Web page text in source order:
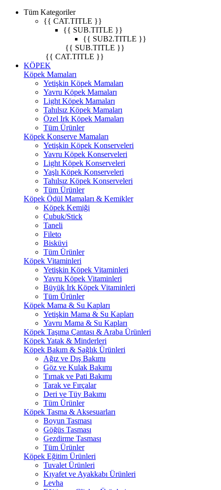
Tüm Kategoriler
{{ CAT.TITLE }}
{{ SUB.TITLE }}
{{ SUB2.TITLE }}
{{ SUB.TITLE }}
{{ CAT.TITLE }}
KÖPEK
Köpek Mamaları
Yetişkin Köpek Mamaları
Yavru Köpek Mamaları
Light Köpek Mamaları
Tahılsız Köpek Mamaları
Özel Irk Köpek Mamaları
Tüm Ürünler
Köpek Konserve Mamaları
Yetişkin Köpek Konserveleri
Yavru Köpek Konserveleri
Light Köpek Konserveleri
Yaşlı Köpek Konserveleri
Tahılsız Köpek Konserveleri
Tüm Ürünler
Köpek Ödül Mamaları & Kemikler
Köpek Kemiği
Çubuk/Stick
Taneli
Fileto
Bisküvi
Tüm Ürünler
Köpek Vitaminleri
Yetişkin Köpek Vitaminleri
Yavru Köpek Vitaminleri
Büyük Irk Köpek Vitaminleri
Tüm Ürünler
Köpek Mama & Su Kapları
Yetişkin Mama & Su Kapları
Yavru Mama & Su Kapları
Köpek Taşıma Çantası & Araba Ürünleri
Köpek Yatak & Minderleri
Köpek Bakım & Sağlık Ürünleri
Ağız ve Dış Bakımı
Göz ve Kulak Bakımı
Tırnak ve Pati Bakımı
Tarak ve Fırçalar
Deri ve Tüy Bakımı
Tüm Ürünler
Köpek Tasma & Aksesuarları
Boyun Tasması
Göğüs Tasması
Gezdirme Tasması
Tüm Ürünler
Köpek Eğitim Ürünleri
Tuvalet Ürünleri
Kıyafet ve Ayakkabı Ürünleri
Levha